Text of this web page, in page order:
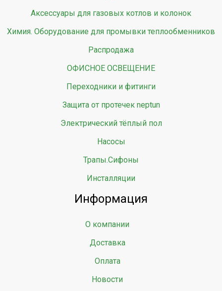
Аксессуары для газовых котлов и колонок
Химия. Оборудование для промывки теплообменников
Распродажа
ОФИСНОЕ ОСВЕЩЕНИЕ
Переходники и фитинги
Защита от протечек neptun
Электрический тёплый пол
Насосы
Трапы.Сифоны
Инсталляции
Информация
О компании
Доставка
Оплата
Новости